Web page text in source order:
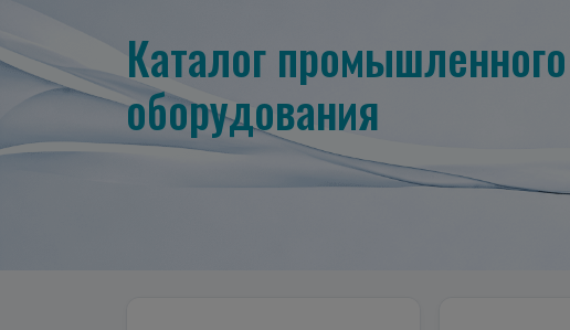
Каталог промышленного
оборудования